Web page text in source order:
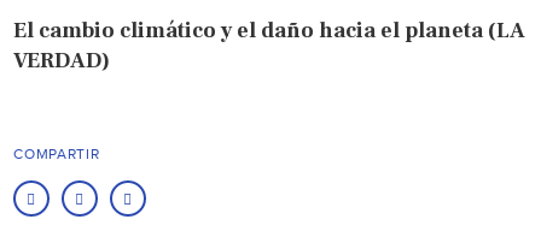
El cambio climático y el daño hacia el planeta (LA
VERDAD)
COMPARTIR